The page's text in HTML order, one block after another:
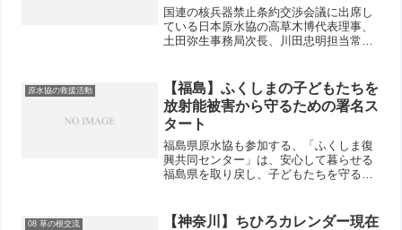
くさんの署名を持ってきてほし
い」
国連の核兵器禁止条約交渉会議に出席し
ている日本原水協の高草木博代表理事、
土田弥生事務局次長、川田忠明担当常任
者団体協議会（日本被団協）事務局次長
やカナダ在住の被爆者...
原水協の救援活動
【福島】ふくしまの子どもたちを
放射能被害から守るための署名ス
タート
福島県原水協も参加する、「ふくしま復
興共同センター」は、安心して暮らせる
福島県を取り戻し、子どもたちを守るた
「ふくしま復興共同センター放射能対策
08 草の根交流
【神奈川】ちひろカレンダー現在